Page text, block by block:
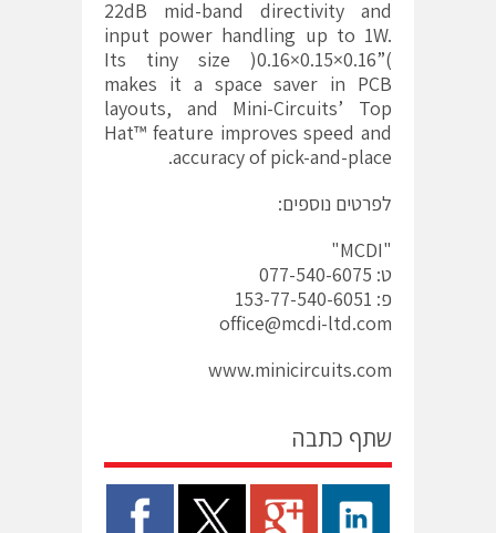
22dB mid-band directivity and
input power handling up to 1W.
Its tiny size )0.16×0.15×0.16”(
makes it a space saver in PCB
layouts, and Mini-Circuits’ Top
Hat™ feature improves speed and
accuracy of pick-and-place.
לפרטים נוספים:
"MCDI"
ט: 077-540-6075
פ: 153-77-540-6051
office@mcdi-ltd.com
www.minicircuits.com
שתף כתבה